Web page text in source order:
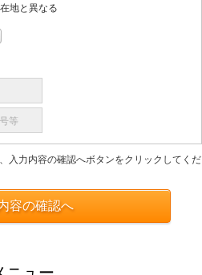
地と異なる
等
入力内容の確認へボタンをクリックしてくだ
容の確認へ